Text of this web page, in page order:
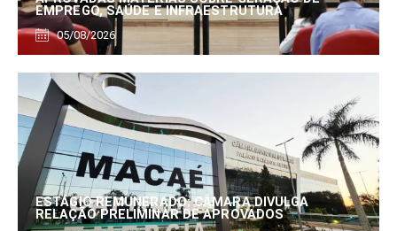
EMPREGO, SAÚDE E INFRAESTRUTURA
05/08/2026
ESTÁGIO REMUNERADO: CÂMARA DIVULGA
RELAÇÃO PRELIMINAR DE APROVADOS